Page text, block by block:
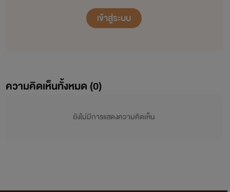
เข้าสู่ระบบ
ความคิดเห็นทั้งหมด (0)
ยังไม่มีการแสดงความคิดเห็น